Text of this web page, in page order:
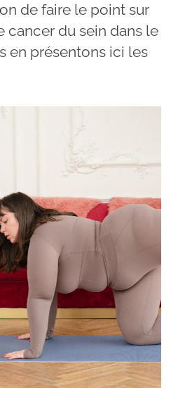
de faire le point sur
cancer du sein dans le
en présentons ici les